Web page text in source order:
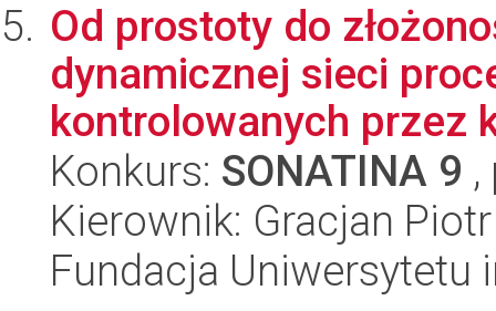
Od prostoty do
dynamicznej sieci
kontrolowanych przez
Konkurs: SONATINA 9
Kierownik: Gracjan
Fundacja Uniwersytetu